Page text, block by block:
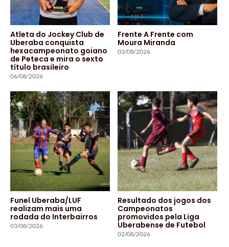
Atleta do Jockey Club de
Uberaba conquista
hexacampeonato goiano
de Peteca e mira o sexto
título brasileiro
06/08/2026
Frente A Frente com
Moura Miranda
03/08/2026
Funel Uberaba/LUF
realizam mais uma
rodada do Interbairros
03/08/2026
Resultado dos jogos dos
Campeonatos
promovidos pela Liga
Uberabense de Futebol
02/08/2026